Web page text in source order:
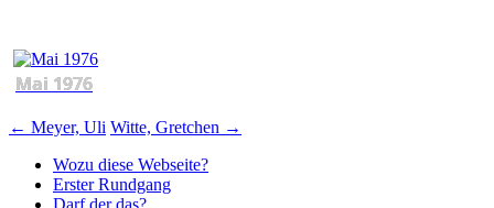
Mai 1976
Beitragsnavigation
← Meyer, Uli Witte, Gretchen →
Wozu diese Webseite?
Erster Rundgang
Darf der das?